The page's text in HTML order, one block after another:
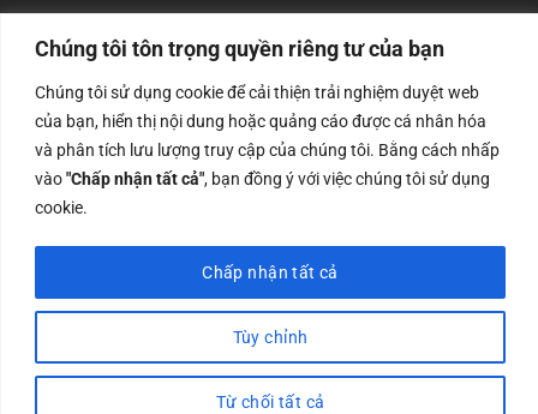
Chúng tôi tôn trọng quyền riêng tư của bạn
Chúng tôi sử dụng cookie để cải thiện trải nghiệm duyệt web
của bạn, hiển thị nội dung hoặc quảng cáo được cá nhân hóa
và phân tích lưu lượng truy cập của chúng tôi. Bằng cách nhấp
vào"Chấp nhận tất cả", bạn đồng ý với việc chúng tôi sử dụng
cookie.
Tùy chỉnh
Từ chối tất cả
Chấp nhận tất cả
Công ty TNHH Nam Bình Xương - Số ĐKKD: 0108783483
cấp ngày 14/06/2019 bởi Sở Kế Hoạch và Đầu Tư Tp. Hà
Nội
Copyrights @2023 Nam Binh Xuong. All Rights Reserved